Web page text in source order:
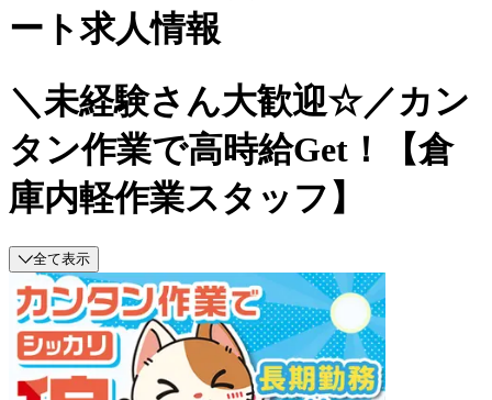
ート求人情報
＼未経験さん大歓迎☆／カン
タン作業で高時給Get！【倉
庫内軽作業スタッフ】
全て表示